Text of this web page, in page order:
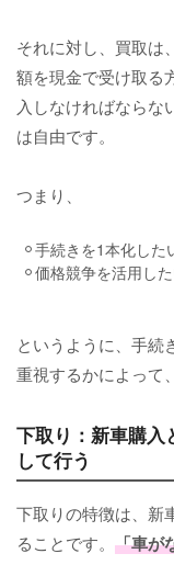
それに対し、買取は
額を現金で受け取る
入しなければならな
は自由です。
つまり、
手続きを1本化した
価格競争を活用し
というように、手続
重視するかによって
下取り：新車購入
して行う
下取りの特徴は、新
ることです。 「車が